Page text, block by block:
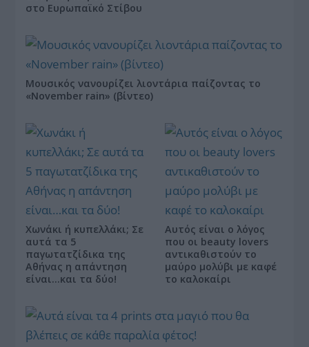
στο Ευρωπαϊκό Στίβου
Μουσικός νανουρίζει λιοντάρια παίζοντας το
«November rain» (βίντεο)
Χωνάκι ή κυπελλάκι; Σε
αυτά τα 5
παγωτατζίδικα της
Αθήνας η απάντηση
είναι…και τα δύο!
Αυτός είναι ο λόγος
που οι beauty lovers
αντικαθιστούν το
μαύρο μολύβι με καφέ
το καλοκαίρι